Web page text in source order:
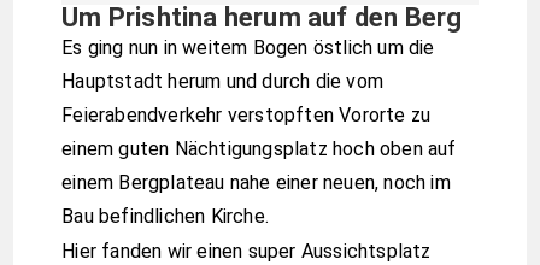
Um Prishtina herum auf den Berg
Es ging nun in weitem Bogen östlich um die
Hauptstadt herum und durch die vom
Feierabendverkehr verstopften Vororte zu
einem guten Nächtigungsplatz hoch oben auf
einem Bergplateau nahe einer neuen, noch im
Bau befindlichen Kirche.
Hier fanden wir einen super Aussichtsplatz